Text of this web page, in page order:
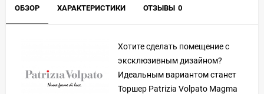
ОБЗОР ХАРАКТЕРИСТИКИ ОТЗЫВЫ 0
Хотите сделать помещение с
эксклюзивным дизайном?
Идеальным вариантом станет
Торшер Patrizia Volpato Magma